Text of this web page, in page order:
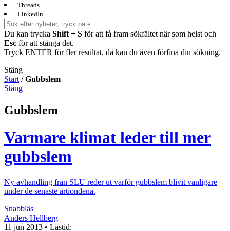
Threads
LinkedIn
Du kan trycka Shift + S för att få fram sökfältet när som helst och
Esc för att stänga det.
Tryck ENTER för fler resultat, då kan du även förfina din sökning.
Stäng
Start /Gubbslem
Stäng
Gubbslem
Varmare klimat leder till mer
gubbslem
Ny avhandling från SLU reder ut varför gubbslem blivit vanligare
under de senaste årtiondena.
Snabbläs
Anders Hellberg
11 jun 2013 • Lästid: